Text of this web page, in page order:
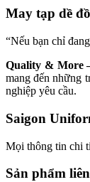
May tạp dề
“Nếu bạn chỉ
Quality & More
mang đến những
nghiệp yêu cầu.
Saigon
Mọi thông tin chi
Sản phẩm